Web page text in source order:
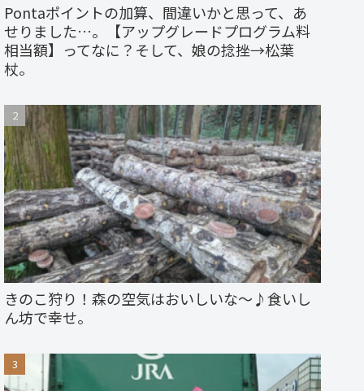
Pontaポイントの加算、間違いかと思って、あ
せりました…。【アップグレードプログラム料
相当額】ってなに？そして、娘の捻挫→松葉
杖。
きのこ狩り！森の空気はおいしいな～♪食いし
ん坊で幸せ。